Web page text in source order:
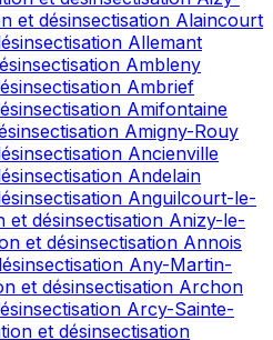
et désinsectisation Alaincourt
Allemant
Ambleny
Ambrief
Amifontaine
Amigny-Rouy
Ancienville
Andelain
Anguilcourt-le-
et désinsectisation Anizy-le-
et désinsectisation Annois
Any-Martin-
et désinsectisation Archon
Arcy-Sainte-
et désinsectisation